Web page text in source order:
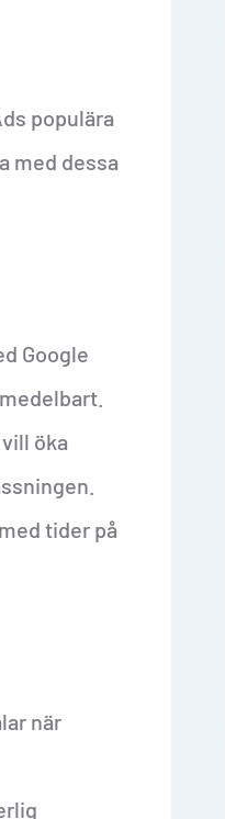
populära
med dessa
Google
öka
tider på
när